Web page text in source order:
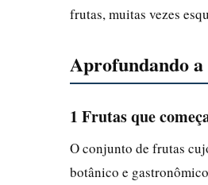
frutas, muitas vezes
Aprofundando
1 Frutas que
O conjunto de frutas
botânico e